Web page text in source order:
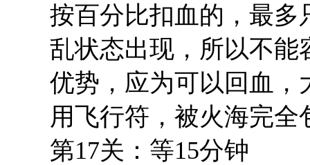
按百分比扣血的，最多
乱状态出现，所以不能
优势，应为可以回血，
用飞行符，被火海完
第17关：等15分钟